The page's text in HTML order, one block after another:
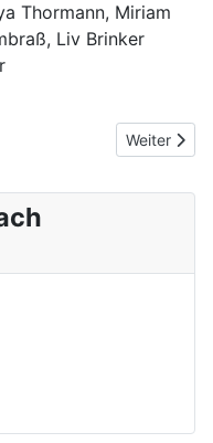
Thormann, Miriam
Liv Brinker
2023 Nächster
Weiter